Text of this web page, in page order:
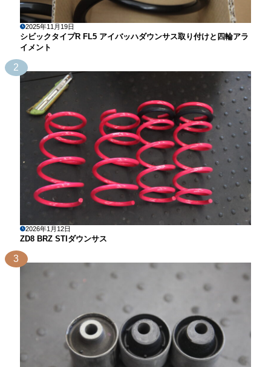
2025年11月19日
シビックタイプR FL5 アイバッハダウンサス取り付けと四輪アラ
イメント
2
2026年1月12日
ZD8 BRZ STIダウンサス
3